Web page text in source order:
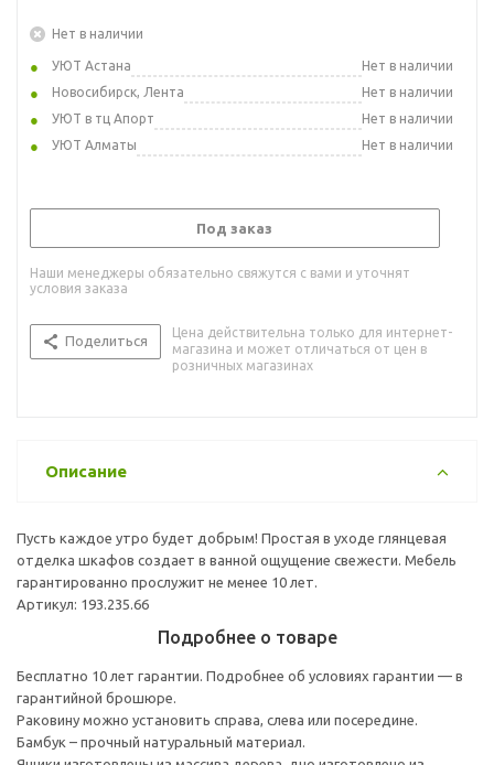
Нет в наличии
УЮТ Астана
Нет в наличии
Новосибирск, Лента
Нет в наличии
УЮТ в тц Апорт
Нет в наличии
УЮТ Алматы
Нет в наличии
Под заказ
Наши менеджеры обязательно свяжутся с вами и уточнят
условия заказа
Поделиться
Цена действительна только для интернет-
магазина и может отличаться от цен в
розничных магазинах
Описание
Пусть каждое утро будет добрым! Простая в уходе глянцевая
отделка шкафов создает в ванной ощущение свежести. Мебель
гарантированно прослужит не менее 10 лет.
Артикул: 193.235.66
Подробнее о товаре
Бесплатно 10 лет гарантии. Подробнее об условиях гарантии — в
гарантийной брошюре.
Раковину можно установить справа, слева или посередине.
Бамбук – прочный натуральный материал.